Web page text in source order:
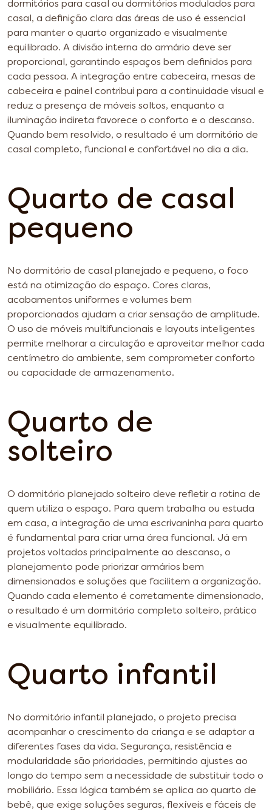
dormitórios para casal ou dormitórios modulados para
casal, a definição clara das áreas de uso é essencial
para manter o quarto organizado e visualmente
equilibrado. A divisão interna do armário deve ser
proporcional, garantindo espaços bem definidos para
cada pessoa. A integração entre cabeceira, mesas de
cabeceira e painel contribui para a continuidade visual e
reduz a presença de móveis soltos, enquanto a
iluminação indireta favorece o conforto e o descanso.
Quando bem resolvido, o resultado é um dormitório de
casal completo, funcional e confortável no dia a dia.
Quarto de casal
pequeno
No dormitório de casal planejado e pequeno, o foco
está na otimização do espaço. Cores claras,
acabamentos uniformes e volumes bem
proporcionados ajudam a criar sensação de amplitude.
O uso de móveis multifuncionais e layouts inteligentes
permite melhorar a circulação e aproveitar melhor cada
centímetro do ambiente, sem comprometer conforto
ou capacidade de armazenamento.
Quarto de
solteiro
O dormitório planejado solteiro deve refletir a rotina de
quem utiliza o espaço. Para quem trabalha ou estuda
em casa, a integração de uma escrivaninha para quarto
é fundamental para criar uma área funcional. Já em
projetos voltados principalmente ao descanso, o
planejamento pode priorizar armários bem
dimensionados e soluções que facilitem a organização.
Quando cada elemento é corretamente dimensionado,
o resultado é um dormitório completo solteiro, prático
e visualmente equilibrado.
Quarto infantil
No dormitório infantil planejado, o projeto precisa
acompanhar o crescimento da criança e se adaptar a
diferentes fases da vida. Segurança, resistência e
modularidade são prioridades, permitindo ajustes ao
longo do tempo sem a necessidade de substituir todo o
mobiliário. Essa lógica também se aplica ao quarto de
bebê, que exige soluções seguras, flexíveis e fáceis de